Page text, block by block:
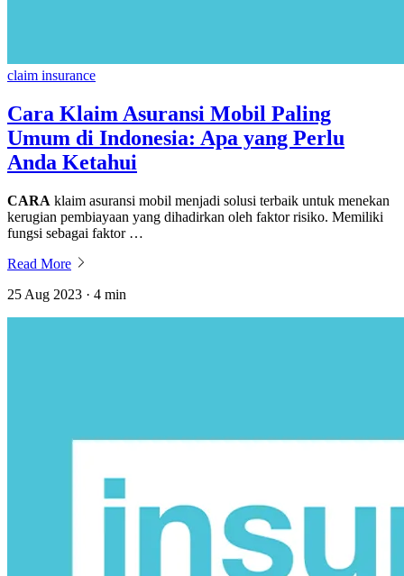
claim insurance
Cara Klaim Asuransi Mobil Paling
Umum di Indonesia: Apa yang Perlu
Anda Ketahui
CARA klaim asuransi mobil menjadi solusi terbaik untuk menekan
kerugian pembiayaan yang dihadirkan oleh faktor risiko. Memiliki
fungsi sebagai faktor …
Read More
25 Aug 2023 · 4 min